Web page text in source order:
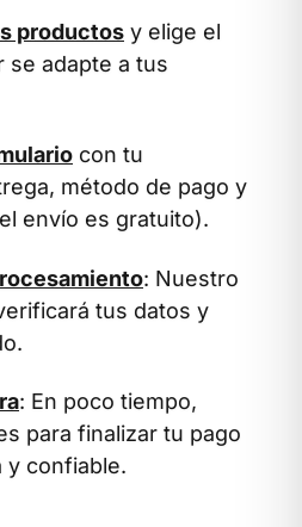
productos y elige el
se adapte a tus
con tu
método de pago y
envío es gratuito).
: Nuestro
tus datos y
: En poco tiempo,
para finalizar tu pago
y confiable.